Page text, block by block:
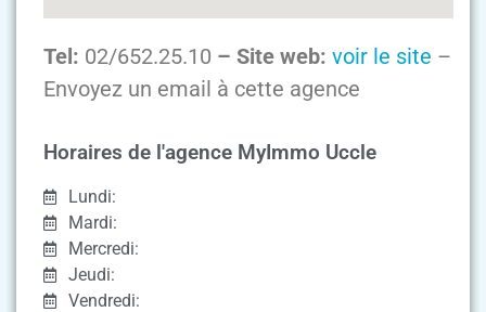
Tel: 02/652.25.10 – Site web: voir le site –
Envoyez un email à cette agence
Horaires de l'agence MyImmo Uccle
Lundi:
Mardi:
Mercredi:
Jeudi:
Vendredi: